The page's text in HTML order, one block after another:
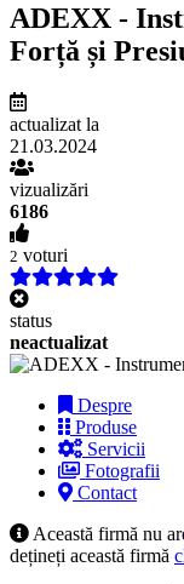
ADEXX -
Forță și
actualizat la
21.03.2024
vizualizări
6186
2 voturi
status
neactualizat
Despre
Produse
Servicii
Fotografii
Contact
Această firmă nu
dețineți această firmă